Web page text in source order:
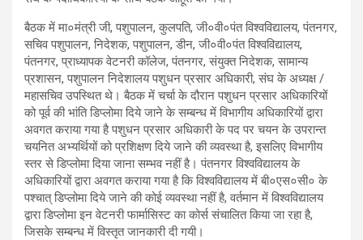
बैठक में मा०मंत्री जी, पशुपालन, कुलपति, जी०वी०पंत विश्वविद्यालय, पंतनगर,
सचिव पशुपालन, निदेशक, पशुपालन, डीन, जी०वी०पंत विश्वविद्यालय,
पंतनगर, प्राध्यापक वेटनरी कॉलेज, पंतनगर, संयुक्त निदेशक, सामान्य
प्रशासन, पशुपालन निदेशालय पशुधन प्रसार अधिकारी, संघ के अध्यक्ष /
महासचिव उपस्थित थे। बैठक में चर्चा के दौरान पशुधन प्रसार अधिकारियों
को पूर्व की भांति डिप्लोमा दिये जाने के सम्बन्ध में विभागीय अधिकारियों द्वारा
अवगत कराया गया है पशुधन प्रसार अधिकारी के पद पर चयन के उपरान्त
चयनित अभ्यर्थियों को प्रशिक्षण दिये जाने की व्यवस्था है, इसलिए विभागीय
स्तर से डिप्लोमा दिया जाना सम्भव नहीं है। पंतनगर विश्वविद्यालय के
अधिकारियों द्वारा अवगत कराया गया है कि विश्वविद्यालय में बी०एस०सी० के
पश्चात् डिप्लोमा दिये जाने की कोई व्यवस्था नहीं है, वर्तमान में विश्वविद्यालय
द्वारा डिप्लोमा इन वेटनरी फार्मासिस्ट का कोर्स संचालित किया जा रहा है,
जिसके सम्बन्ध में विस्तृत जानकारी दी गयी।